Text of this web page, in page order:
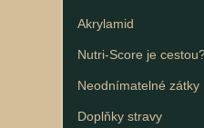
Akrylamid
Nutri-Score je
Neodnímatelné zátky
Doplňky stravy